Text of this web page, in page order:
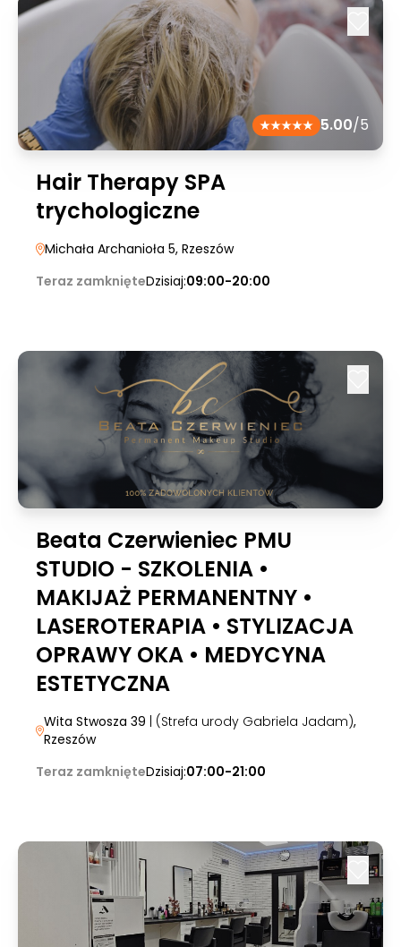
5.00/5
Hair Therapy SPA
trychologiczne
Michała Archanioła 5, Rzeszów
Teraz zamknięteDzisiaj:09:00-20:00
Beata Czerwieniec PMU
STUDIO - SZKOLENIA •
MAKIJAŻ PERMANENTNY •
LASEROTERAPIA • STYLIZACJA
OPRAWY OKA • MEDYCYNA
ESTETYCZNA
Wita Stwosza 39 | (Strefa urody Gabriela Jadam),
Rzeszów
Teraz zamknięteDzisiaj:07:00-21:00